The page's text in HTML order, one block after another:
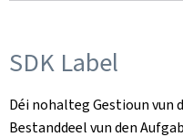
SDK Label
Déi nohalteg Gestioun vun
Bestanddeel vun den